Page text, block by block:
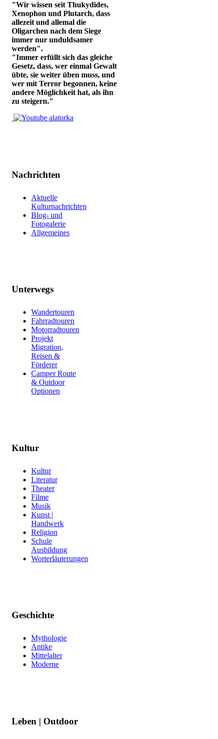
"Wir wissen seit Thukydides,
Xenophon und Plutarch, dass
allezeit und allemal die
Oligarchen nach dem Siege
immer nur unduldsamer
werden".
"Immer erfüllt sich das gleiche
Gesetz, dass, wer einmal Gewalt
übte, sie weiter üben muss, und
wer mit Terror begonnen, keine
andere Möglichkeit hat, als ihn
zu steigern."
Nachrichten
Aktuelle
Kulturnachrichten
Blog- und
Fotogalerie
Allgemeines
Unterwegs
Wandertouren
Fahrradtouren
Motorradtouren
Projekt
Migration,
Reisen &
Förderer
Camper Route
& Outdoor
Optionen
Kultur
Kultur
Literatur
Theater
Filme
Musik
Kunst |
Handwerk
Religion
Schule
Ausbildung
Worterläuterungen
Geschichte
Mythologie
Antike
Mittelalter
Moderne
Leben | Outdoor